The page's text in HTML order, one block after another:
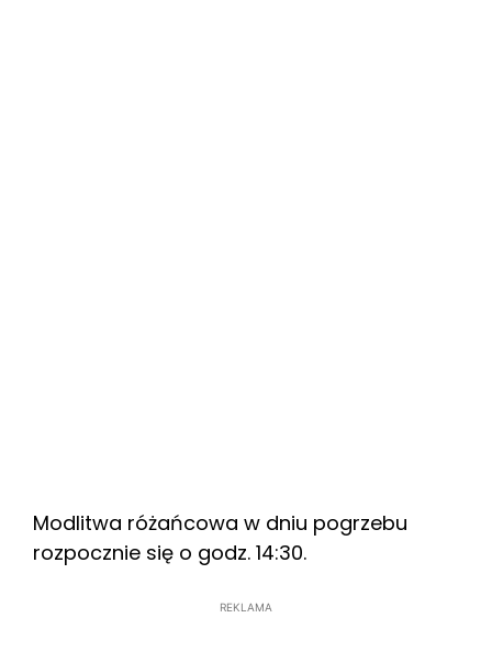
Modlitwa różańcowa w dniu pogrzebu
rozpocznie się o godz. 14:30.
REKLAMA